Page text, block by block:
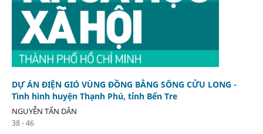
DỰ ÁN ĐIỆN GIÓ VÙNG ĐỒNG BẰNG SÔNG CỬU LONG -
Tình hình huyện Thạnh Phú, tỉnh Bến Tre
NGUYỄN TẤN DÂN
38 - 46